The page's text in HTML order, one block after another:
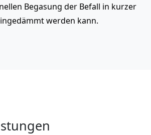
Begasung der Befall in kurzer
werden kann.